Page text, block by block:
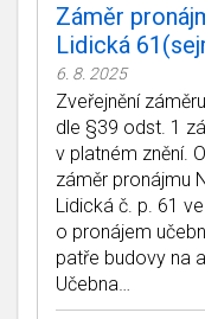
Záměr
Lidická
6. 8. 2025
Zveřejnění
dle §39 odst. 1
v platném znění.
záměr pronájmu
Lidická č. p. 61
o pronájem
patře budovy na
Učebna…